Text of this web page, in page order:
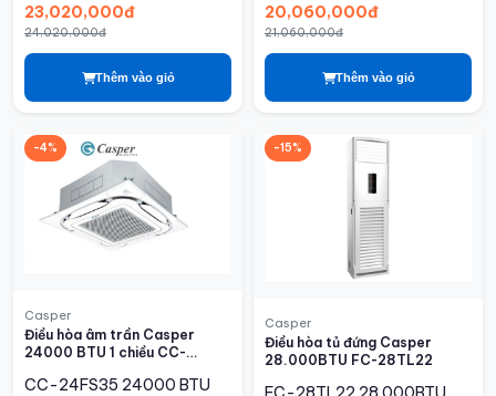
23,020,000đ
24,020,000đ
Thêm vào giỏ
20,060,000đ
21,060,000đ
Thêm vào giỏ
-4%
Casper
Điều hòa âm trần Casper
24000 BTU 1 chiều CC-
CC-24FS35 24000 BTU
-15%
Casper
Điều hòa tủ đứng Casper
28.000BTU FC-28TL22